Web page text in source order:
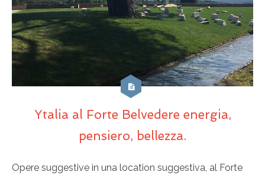
Ytalia al Forte Belvedere energia,
pensiero, bellezza.
Opere suggestive in una location suggestiva, al Forte